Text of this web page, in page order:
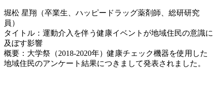
堀松 星翔（卒業生、ハッピードラッグ薬剤師、総研研究
員）
タイトル：運動介入を伴う健康イベントが地域住民の意識に
及ぼす影響
概要：大学祭（2018-2020年）健康チェック機器を使用した
地域住民のアンケート結果につきまして発表されました。